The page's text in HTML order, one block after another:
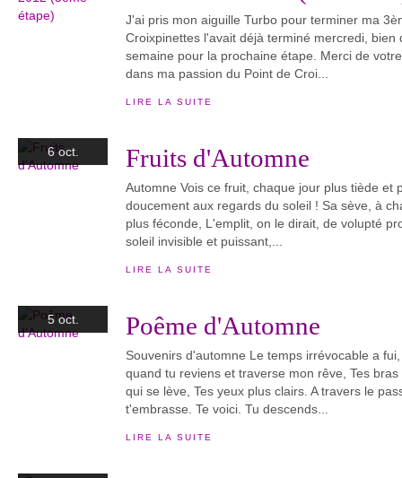
J'ai pris mon aiguille Turbo pour terminer ma
Croixpinettes l'avait déjà terminé mercredi, bien
semaine pour la prochaine étape. Merci de
dans ma passion du Point de Croi...
LIRE LA SUITE
6 oct. Fruits d'Automne
Automne Vois ce fruit, chaque jour plus tiède et
doucement aux regards du soleil ! Sa sève, à
plus féconde, L'emplit, on le dirait, de volupté
soleil invisible et puissant,...
LIRE LA SUITE
5 oct. Poême d'Automne
Souvenirs d'automne Le temps irrévocable a
quand tu reviens et traverse mon rêve, Tes
qui se lève, Tes yeux plus clairs. A travers le
t'embrasse. Te voici. Tu descends...
LIRE LA SUITE